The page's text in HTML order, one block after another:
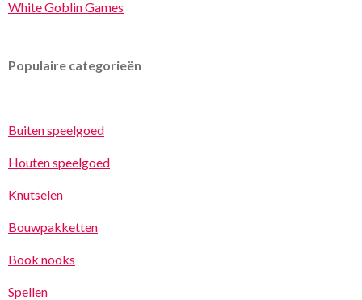
White Goblin Games
Populaire categorieën
Buiten speelgoed
Houten speelgoed
Knutselen
Bouwpakketten
Book nooks
Spellen